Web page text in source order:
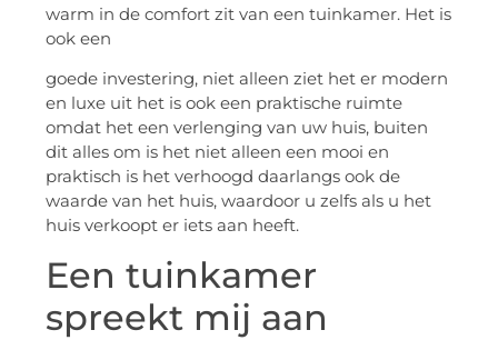
warm in de comfort zit van een tuinkamer. Het is
ook een
goede investering, niet alleen ziet het er modern
en luxe uit het is ook een praktische ruimte
omdat het een verlenging van uw huis, buiten
dit alles om is het niet alleen een mooi en
praktisch is het verhoogd daarlangs ook de
waarde van het huis, waardoor u zelfs als u het
huis verkoopt er iets aan heeft.
Een tuinkamer
spreekt mij aan